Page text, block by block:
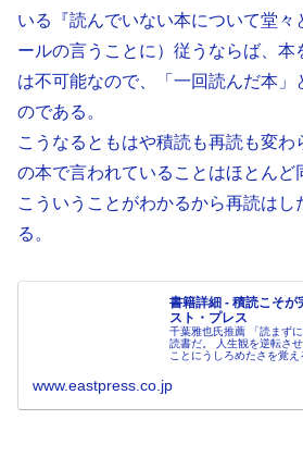
いる『読んでいない本について堂々
ールの言うことに）従うならば、本
は不可能なので、「一回読んだ本」
のである。
こうなるともはや積読も再読も変
の本で言われていることはほとんど
こういうことがわかるから再読はし
る。
書籍詳細 - 積読こそ
スト・プレス
千葉雅也氏推薦 「読まず
読書だ。 人生観を逆転さ
ことにうしろめたさを覚え
www.eastpress.co.jp